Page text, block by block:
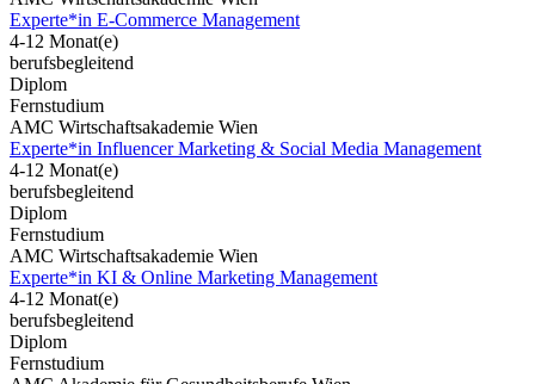
Experte*in E-Commerce Management
4-12 Monat(e)
berufsbegleitend
Diplom
Fernstudium
AMC Wirtschaftsakademie Wien
Experte*in Influencer Marketing & Social Media Management
4-12 Monat(e)
berufsbegleitend
Diplom
Fernstudium
AMC Wirtschaftsakademie Wien
Experte*in KI & Online Marketing Management
4-12 Monat(e)
berufsbegleitend
Diplom
Fernstudium